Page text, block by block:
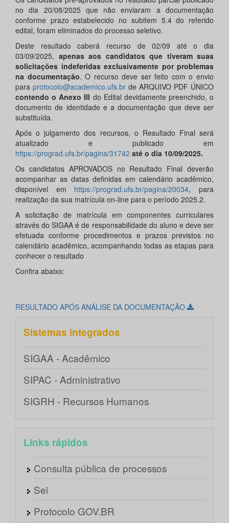
no dia 20/08/2025 que não enviaram a documentação
conforme prazo estabelecido no subitem 5.4 do referido
edital, foram eliminados do processo seletivo.
Deste resultado caberá recurso de 02/09 até o dia
03/09/2025, apenas aos candidatos que tiveram suas
solicitações indeferidas exclusivamente por problemas
na documentação. O recurso deve ser feito com o envio
para protocolo@academico.ufs.br de ARQUIVO PDF ÚNICO
contendo o Anexo III do Edital devidamente preenchido, o
documento de identidade e a documentação que deve ser
substituída.
Após o julgamento dos recursos, o Resultado Final será
atualizado e publicado em
https://prograd.ufs.br/pagina/31742 até o dia 10/09/2025.
Os candidatos APROVADOS no Resultado Final deverão
acompanhar as datas definidas em calendário acadêmico,
disponível em https://prograd.ufs.br/pagina/20034, para
realização da sua matrícula on-line para o período 2025.2.
A solicitação de matrícula em componentes curriculares
através do SIGAA é de responsabilidade do aluno e deve ser
efetuada conforme procedimentos e prazos previstos no
calendário acadêmico, acompanhando todas as etapas para
conhecer o resultado
Confira abaixo:
RESULTADO APÓS ANÁLISE DA DOCUMENTAÇÃO
Sistemas integrados
SIGAA - Acadêmico
SIPAC - Administrativo
SIGRH - Recursos Humanos
Links rápidos
Consulta pública de processos
Sei
Protocolo GOV.BR